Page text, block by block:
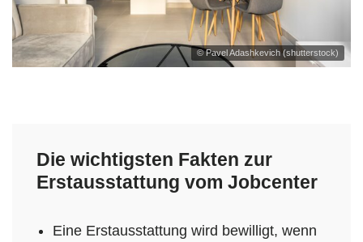
© Pavel Adashkevich (shutterstock)
Die wichtigsten Fakten zur
Erstausstattung vom Jobcenter
Eine Erstausstattung wird bewilligt, wenn